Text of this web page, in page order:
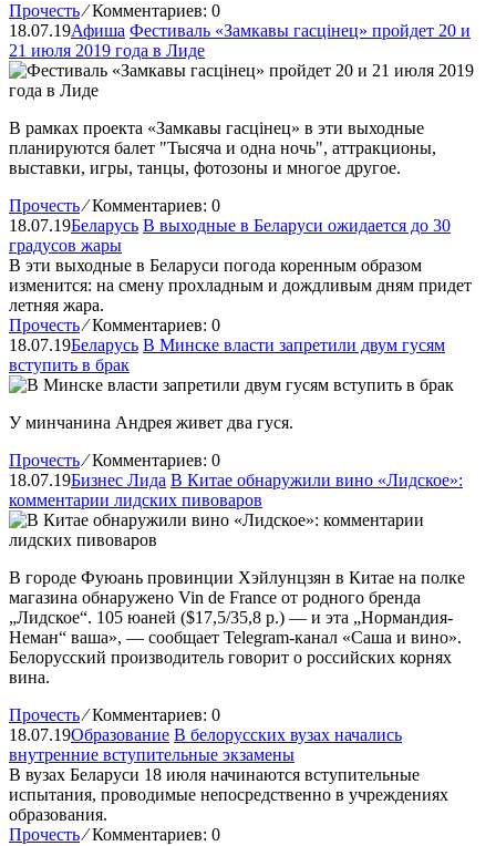
Прочесть ⁄Комментариев: 0
18.07.19Афиша Фестиваль «Замкавы гасцiнец» пройдет 20 и
21 июля 2019 года в Лиде
В рамках проекта «Замкавы гасцiнец» в эти выходные
планируются балет "Тысяча и одна ночь", аттракционы,
выставки, игры, танцы, фотозоны и многое другое.
Прочесть ⁄Комментариев: 0
18.07.19Беларусь В выходные в Беларуси ожидается до 30
градусов жары
В эти выходные в Беларуси погода коренным образом
изменится: на смену прохладным и дождливым дням придет
летняя жара.
Прочесть ⁄Комментариев: 0
18.07.19Беларусь В Минске власти запретили двум гусям
вступить в брак
У минчанина Андрея живет два гуся.
Прочесть ⁄Комментариев: 0
18.07.19Бизнес Лида В Китае обнаружили вино «Лидское»:
комментарии лидских пивоваров
В городе Фуюань провинции Хэйлунцзян в Китае на полке
магазина обнаружено Vin de France от родного бренда
„Лидское“. 105 юаней ($17,5/35,8 р.) — и эта „Нормандия-
Неман“ ваша», — сообщает Telegram-канал «Саша и вино».
Белорусский производитель говорит о российских корнях
вина.
Прочесть ⁄Комментариев: 0
18.07.19Образование В белорусских вузах начались
внутренние вступительные экзамены
В вузах Беларуси 18 июля начинаются вступительные
испытания, проводимые непосредственно в учреждениях
образования.
Прочесть ⁄Комментариев: 0